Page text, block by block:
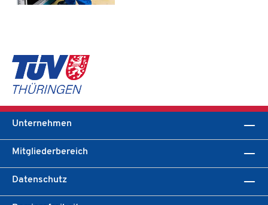
Unternehmen
Mitgliederbereich
Datenschutz